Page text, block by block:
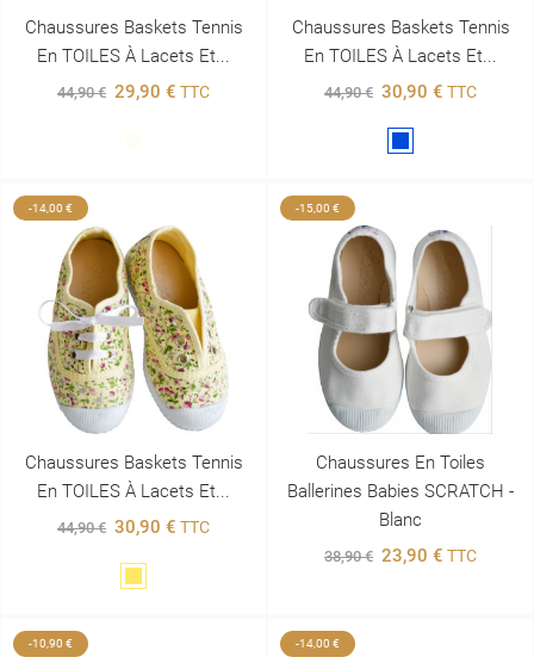
Chaussures Baskets Tennis
En TOILES À Lacets Et...
44,90 € 29,90 € TTC
Chaussures Baskets Tennis
En TOILES À Lacets Et...
44,90 € 30,90 € TTC
-14,00 €
Chaussures Baskets Tennis
En TOILES À Lacets Et...
44,90 € 30,90 € TTC
-15,00 €
Chaussures En Toiles
Ballerines Babies SCRATCH -
Blanc
38,90 € 23,90 € TTC
-10,90 € -14,00 €